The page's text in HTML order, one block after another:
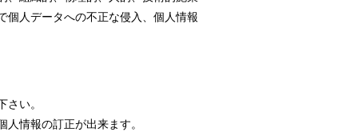
個人データへの不正な侵入、個人情報
さい。
情報の訂正が出来ます。